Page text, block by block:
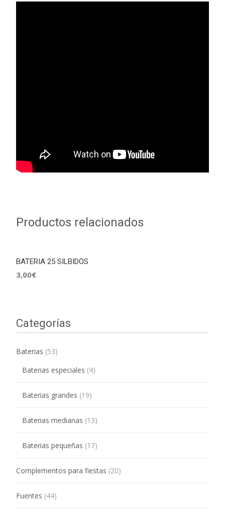
Productos relacionados
BATERIA 25 SILBIDOS
3,00€
Categorías
Baterias (53)
Baterias especiales (4)
Baterias grandes (19)
Baterias medianas (13)
Baterias pequeñas (17)
Complementos para fiestas (20)
Fuentes (44)